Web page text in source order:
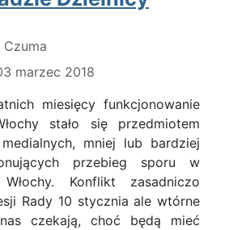
marzec 2018
miesięcy funkcjonowanie
stało się przedmiotem
mniej lub bardziej
przebieg sporu w
Konflikt zasadniczo
Rady 10 stycznia ale wtórne
czekają, choć będą mieć